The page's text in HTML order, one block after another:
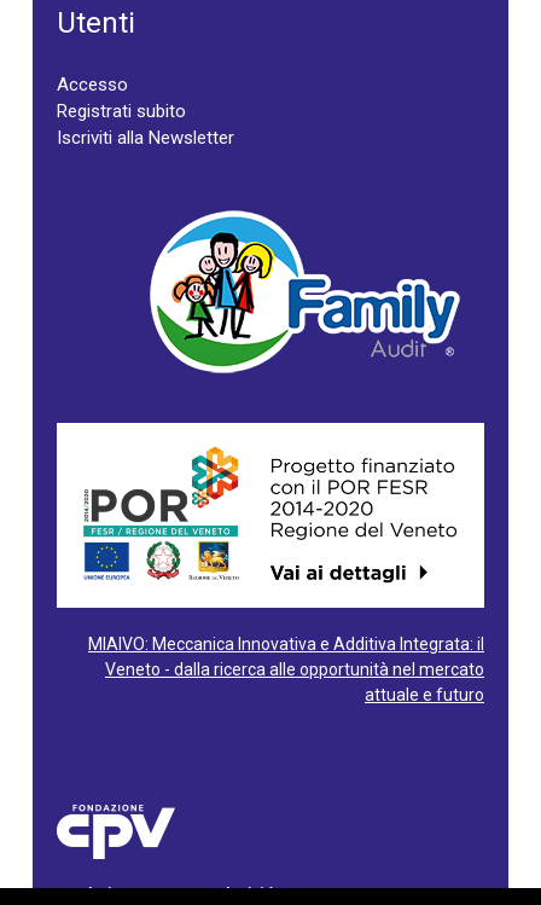
Utenti
Accesso
Registrati subito
Iscriviti alla Newsletter
MIAIVO: Meccanica Innovativa e Additiva Integrata: il
Veneto - dalla ricerca alle opportunità nel mercato
attuale e futuro
Fondazione Centro Produttività Veneto